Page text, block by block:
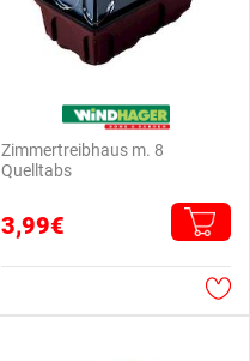
Zimmertreibhaus m. 8
Quelltabs
3,99€